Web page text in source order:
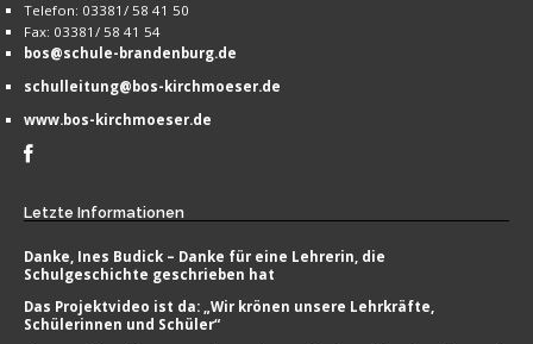
Telefon: 03381/ 58 41 50
Fax: 03381/ 58 41 54
bos@schule-brandenburg.de
schulleitung@bos-kirchmoeser.de
www.bos-kirchmoeser.de
Letzte Informationen
Danke, Ines Budick – Danke für eine Lehrerin, die
Schulgeschichte geschrieben hat
Das Projektvideo ist da: „Wir krönen unsere Lehrkräfte,
Schülerinnen und Schüler“